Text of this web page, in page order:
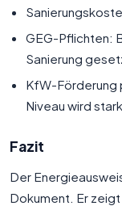
GEG-Pflichten:
Sanierung
KfW-Förderung
Niveau wird
Fazit
Der
Dokument. Er